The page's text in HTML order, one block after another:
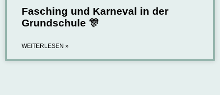
Fasching und Karneval in der
Grundschule 🎊
WEITERLESEN »